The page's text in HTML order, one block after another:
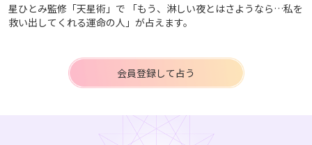
星ひとみ監修「天星術」で 「もう、淋しい夜とはさようなら…私を
救い出してくれる運命の人」が占えます。
会員登録して占う